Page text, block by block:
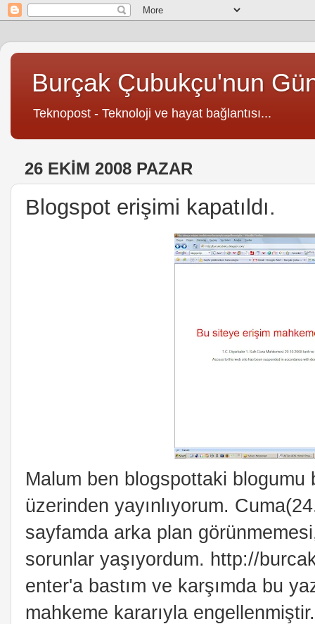
Burçak Çubukçu'nun
Teknopost - Teknoloji ve hayat bağlantısı...
26 EKIM 2008 PAZAR
Blogspot erişimi kapatıldı.
Malum ben blogspottaki blogumu
üzerinden yayınlıyorum.
sayfamda arka plan
sorunlar yaşıyordum. http://
enter'a bastım ve karşımda bu
mahkeme kararıyla